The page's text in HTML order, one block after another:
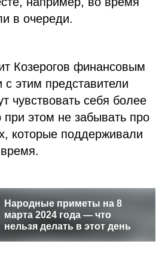
в очереди.
Козерогов финансовым
этим представители
чувствовать себя более
этом не забывать про
которые поддерживали
Народные приметы на 8
марта 2024 года — что
нельзя делать в этот день